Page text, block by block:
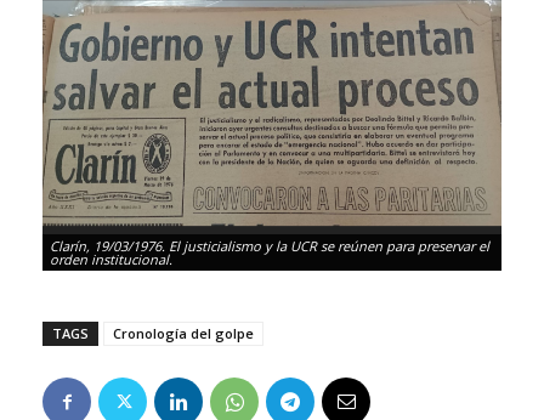
Clarín, 19/03/1976. El justicialismo y la UCR se reúnen para preservar el
orden institucional.
TAGS Cronología del golpe